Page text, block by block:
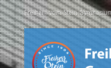
Freiherr-vom-Stein-